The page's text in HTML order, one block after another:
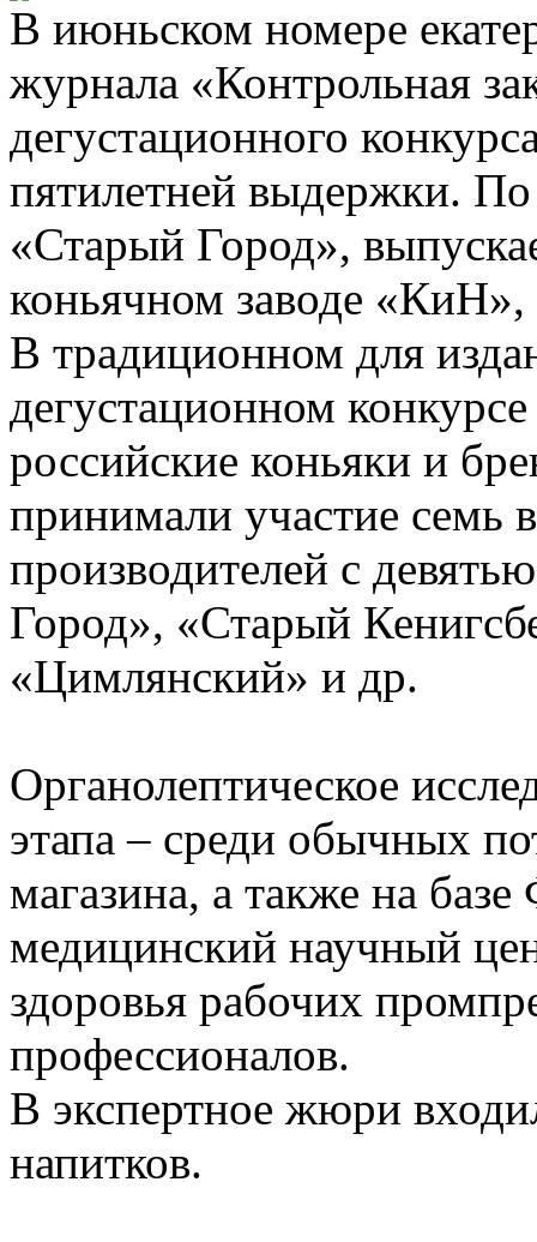
В июньском номере
журнала «Контрольная
дегустационного
пятилетней выдержки. По
«Старый Город»,
коньячном заводе
В традиционном для
дегустационном
российские коньяки и
принимали участие семь
производителей с
Город», «Старый
«Цимлянский» и др.
Органолептическое
этапа – среди обычных
магазина, а также на
медицинский научный
здоровья рабочих
профессионалов.
В экспертное жюри
напитков.